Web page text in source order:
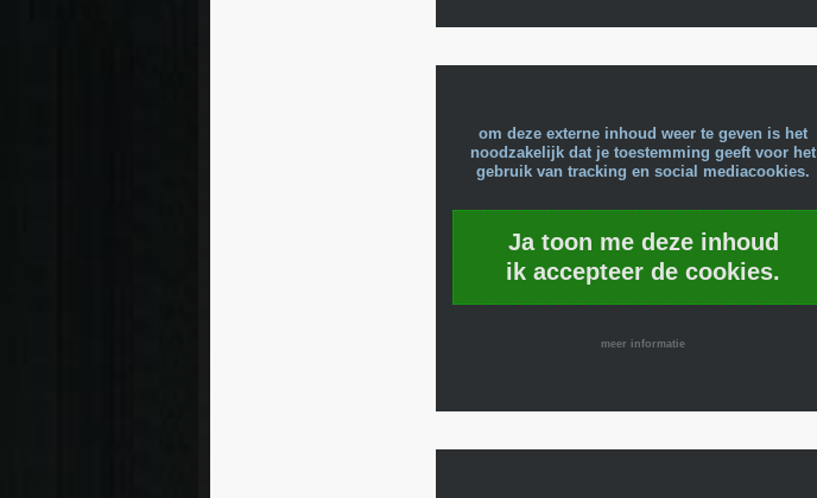
om deze externe inhoud weer te geven is het
noodzakelijk dat je toestemming geeft voor het
gebruik van tracking en social mediacookies.
Ja toon me deze inhoud
ik accepteer de cookies.
meer informatie